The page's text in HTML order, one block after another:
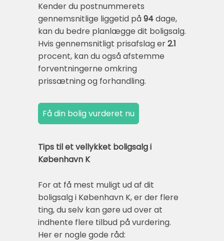
Kender du postnummerets
gennemsnitlige liggetid på94dage,
kan du bedre planlægge dit boligsalg.
Hvis gennemsnitligt prisafslag er2.1
procent, kan du også afstemme
forventningerne omkring
prissætning og forhandling.
Tips til et vellykket boligsalg i
København K
For at få mest muligt ud af dit
boligsalg i København K, er der flere
ting, du selv kan gøre ud over at
indhente flere tilbud på vurdering.
Her er nogle gode råd: